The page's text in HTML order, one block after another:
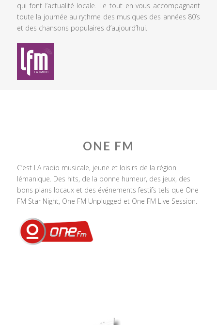
qui font l’actualité locale. Le tout en vous accompagnant
toute la journée au rythme des musiques des années 80’s
et des chansons populaires d’aujourd’hui.
ONE FM
C’est LA radio musicale, jeune et loisirs de la région
lémanique. Des hits, de la bonne humeur, des jeux, des
bons plans locaux et des événements festifs tels que One
FM Star Night, One FM Unplugged et One FM Live Session.